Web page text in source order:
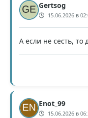
Gertsog
15.06.2026 в
А если не сесть, то
Enot_99
15.06.2026 в